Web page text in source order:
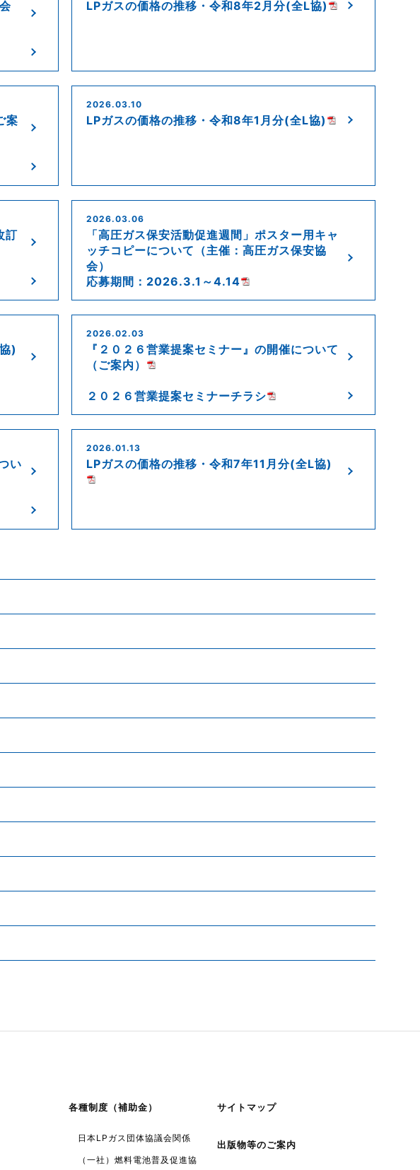
LPガスの価格の推移・令和8年2月分(全L協)
案
2026.03.10
LPガスの価格の推移・令和8年1月分(全L協)
訂
2026.03.06
「高圧ガス保安活動促進週間」ポスター用キャ
ッチコピーについて（主催：高圧ガス保安協
会）
応募期間：2026.3.1～4.14
)
2026.02.03
『２０２６営業提案セミナー』の開催について
（ご案内）
２０２６営業提案セミナーチラシ
い
2026.01.13
LPガスの価格の推移・令和7年11月分(全L協)
各種制度（補助金）
日本LPガス団体協議会関係
（一社）燃料電池普及促進協
サイトマップ
出版物等のご案内